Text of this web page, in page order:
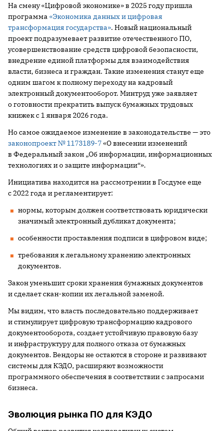
На смену «Цифровой экономике» в 2025 году пришла
программа «Экономика данных и цифровая
трансформация государства». Новый национальный
проект подразумевает развитие отечественного ПО,
усовершенствование средств цифровой безопасности,
внедрение единой платформы для взаимодействия
власти, бизнеса и граждан. Такие изменения станут еще
одним шагом к полному переходу на кадровый
электронный документооборот. Минтруд уже заявляет
о готовности прекратить выпуск бумажных трудовых
книжек с 1 января 2026 года.
Но самое ожидаемое изменение в законодательстве — это
законопроект № 1173189-7«О внесении изменений
в Федеральный закон „Об информации, информационных
технологиях и о защите информации“».
Инициатива находится на рассмотрении в Госдуме еще
с 2022 года и регламентирует:
нормы, которым должен соответствовать юридически
значимый электронный дубликат документа;
особенности проставления подписи в цифровом виде;
требования к легальному хранению электронных
документов.
Закон уменьшит сроки хранения бумажных документов
и сделает скан-копии их легальной заменой.
Мы видим, что власть последовательно поддерживает
и стимулирует цифровую трансформацию кадрового
документооборота, создает устойчивую правовую базу
и инфраструктуру для полного отказа от бумажных
документов. Вендоры не остаются в стороне и развивают
системы для КЭДО, расширяют возможности
программного обеспечения в соответствии с запросами
бизнеса.
Эволюция рынка ПО для КЭДО